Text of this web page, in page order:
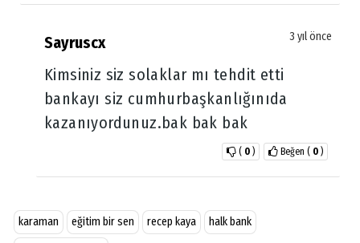
Sayruscx 3 yıl önce
Kimsiniz siz solaklar mı tehdit etti
bankayı siz cumhurbaşkanlığınıda
kazanıyordunuz.bak bak bak
Beğen ( 0 )
( 0 )
karaman eğitim bir sen recep kaya
halk bank